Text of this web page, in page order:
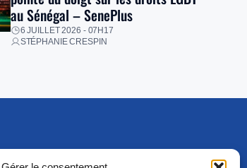
au Sénégal – SenePlus
6 JUILLET 2026 - 07H17
STÉPHANIE CRESPIN